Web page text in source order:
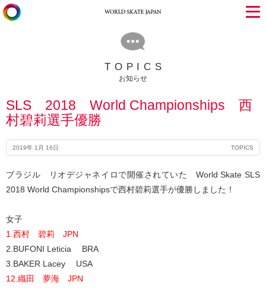
TOPICS
お知らせ
SLS 2018 World Championships 西
村碧莉選手優勝
2019年 1月 16日 TOPICS
ブラジル リオデジャネイロで開催されていた World Skate SLS
2018 World Championshipsで西村碧莉選手が優勝しました！
女子
1.西村 碧莉 JPN
2.BUFONI Leticia BRA
3.BAKER Lacey USA
12.織田 夢海 JPN